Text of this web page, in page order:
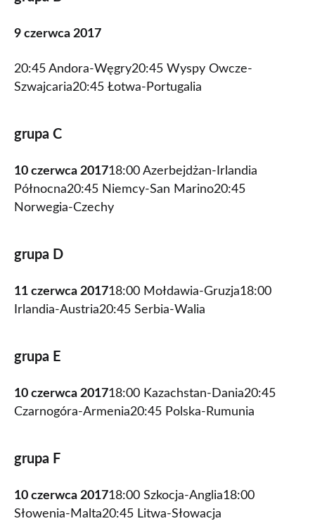
9 czerwca 2017
20:45 Andora-Węgry20:45 Wyspy Owcze-
Szwajcaria20:45 Łotwa-Portugalia
grupa C
10 czerwca 201718:00 Azerbejdżan-Irlandia
Północna20:45 Niemcy-San Marino20:45
Norwegia-Czechy
grupa D
11 czerwca 201718:00 Mołdawia-Gruzja18:00
Irlandia-Austria20:45 Serbia-Walia
grupa E
10 czerwca 201718:00 Kazachstan-Dania20:45
Czarnogóra-Armenia20:45 Polska-Rumunia
grupa F
10 czerwca 201718:00 Szkocja-Anglia18:00
Słowenia-Malta20:45 Litwa-Słowacja